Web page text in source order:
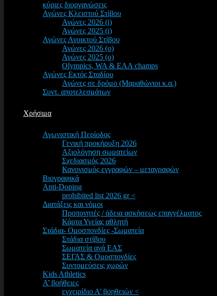
κύριες διοργανώσεις
Αγώνες Κλειστού Στίβου
Αγώνες 2026 (i)
Αγώνες 2025 (i)
Αγώνες Ανοικτού Στίβου
Αγώνες 2026 (o)
Αγώνες 2025 (o)
Olympics, WA & EAA champs
Αγώνες Εκτός Σταδίου
Αγώνες σε δρόμο (Μαραθώνιοι κ.α.)
Συντ. αποτελεσμάτων
Χρήσιμα
Αγωνιστική Περίοδος
Γενική προκήρυξη 2026
Αξιολόγηση σωματείων
Σχεδιασμός 2026
Κανονισμός εγγραφών – μεταγραφών
Βιογραφικά
Anti-Doping
prohibited list 2026 gr <
Διατάξεις και νόμοι
Προπονητές / άδεια ασκήσεως επαγγέλματος
Κάρτα Υγείας αθλητή
Στάδια- Ομοσπονδίες -Σωματεία
Στάδια στίβου
Σωματεία ανά ΕΑΣ
ΣΕΓΑΣ & Ομοσπονδίες
Συντομεύσεις χωρών
Kids Athletics
Α’ βοήθειες
εγχειρίδιο Α’ βοηθειών <